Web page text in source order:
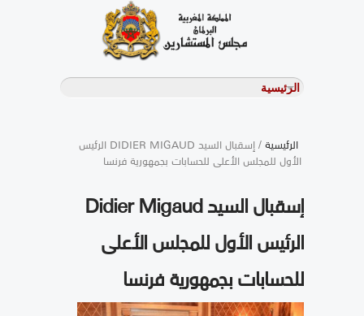
الرئيسية
/ إسقبال السيد DIDIER MIGAUD الرئيس
الأول للمجلس الأعلى للحسابات بجمهورية فرنسا
إسقبال السيد Didier Migaud
الرئيس الأول للمجلس الأعلى
للحسابات بجمهورية فرنسا